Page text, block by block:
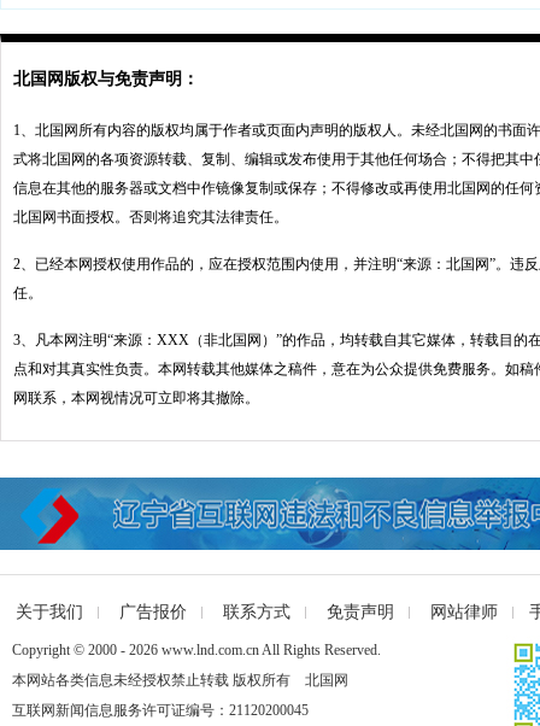
北国网版权与免责声明：
1、北国网所有内容的版权均属于作者或页面内声明的版权人。未经北国网的书面
式将北国网的各项资源转载、复制、编辑或发布使用于其他任何场合；不得把其
信息在其他的服务器或文档中作镜像复制或保存；不得修改或再使用北国网的任
北国网书面授权。否则将追究其法律责任。
2、已经本网授权使用作品的，应在授权范围内使用，并注明“来源：北国网”。违
任。
3、凡本网注明“来源：XXX（非北国网）”的作品，均转载自其它媒体，转载目的
点和对其真实性负责。本网转载其他媒体之稿件，意在为公众提供免费服务。如
网联系，本网视情况可立即将其撤除。
关于我们 广告报价 联系方式 免责声明 网站律师
Copyright © 2000 - 2026 www.lnd.com.cn All Rights Reserved.
本网站各类信息未经授权禁止转载 版权所有 北国网
互联网新闻信息服务许可证编号：21120200045